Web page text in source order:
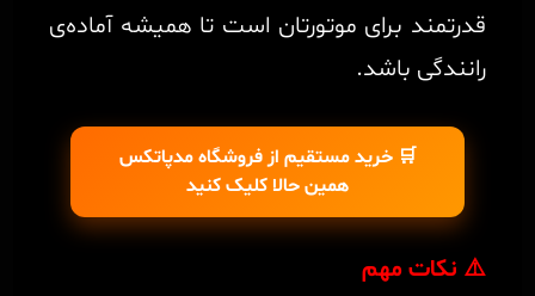
قدرتمند برای موتورتان است تا همیشه آماده‌ی
رانندگی باشد.
🛒 خرید مستقیم از فروشگاه مدپاتکس
همین حالا کلیک کنید
⚠️ نکات مهم